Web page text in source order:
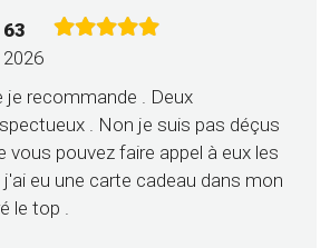
je recommande . Deux
. Non je suis pas déçus
vous pouvez faire appel à eux les
eu une carte cadeau dans mon
le top .